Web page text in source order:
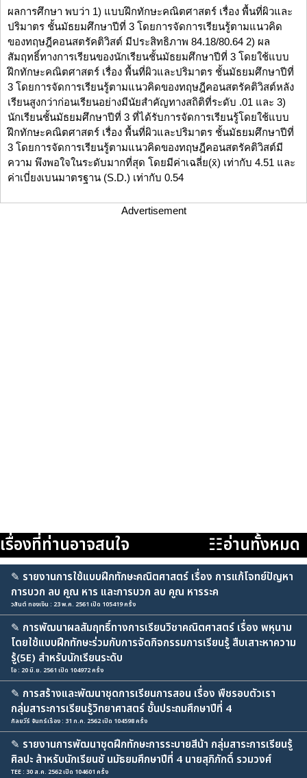
ผลการศึกษา พบว่า 1) แบบฝึกทักษะคณิตศาสตร์ เรื่อง พื้นที่ผิวและ
ปริมาตร ชั้นมัธยมศึกษาปีที่ 3 โดยการจัดการเรียนรู้ตามแนวคิด
ของทฤษฎีคอนสตรัคติวิสต์ มีประสิทธิภาพ 84.18/80.64 2) ผล
สัมฤทธิ์ทางการเรียนของนักเรียนชั้นมัธยมศึกษาปีที่ 3 โดยใช้แบบ
ฝึกทักษะคณิตศาสตร์ เรื่อง พื้นที่ผิวและปริมาตร ชั้นมัธยมศึกษาปีที่
3 โดยการจัดการเรียนรู้ตามแนวคิดของทฤษฎีคอนสตรัคติวิสต์หลัง
เรียนสูงกว่าก่อนเรียนอย่างมีนัยสำคัญทางสถิติที่ระดับ .01 และ 3)
นักเรียนชั้นมัธยมศึกษาปีที่ 3 ที่ได้รับการจัดการเรียนรู้โดยใช้แบบ
ฝึกทักษะคณิตศาสตร์ เรื่อง พื้นที่ผิวและปริมาตร ชั้นมัธยมศึกษาปีที่
3 โดยการจัดการเรียนรู้ตามแนวคิดของทฤษฎีคอนสตรัคติวิสต์มี
ความ พึงพอใจในระดับมากที่สุด โดยมีค่าเฉลี่ย(x̄) เท่ากับ 4.51 และ
ค่าเบี่ยงเบนมาตรฐาน (S.D.) เท่ากับ 0.54
Advertisement
เรื่องที่ท่านอาจสนใจ ☷อ่านทั้งหมด
✎ รายงานการใช้แบบฝึกทักษะคณิตศาสตร์ เรื่อง การแก้โจทย์ปัญหา
การบวก ลบ คูณ หาร และการบวก ลบ คูณ หารระค
วสันต์ ทองเงิน : 23 พ.ค. 2561 เปิด 105419 ครั้ง
✎ การพัฒนาผลสัมฤทธิ์ทางการเรียนวิชาคณิตศาสตร์ เรื่อง พหุนาม
โดยใช้แบบฝึกทักษะร่วมกับการจัดกิจกรรมการเรียนรู้ สืบเสาะหาความ
รู้(5E) สำหรับนักเรียนระดับ
โอ : 20 มิ.ย. 2561 เปิด 104972 ครั้ง
✎ การสร้างและพัฒนาชุดการเรียนการสอน เรื่อง พืชรอบตัวเรา
กลุ่มสาระการเรียนรู้วิทยาศาสตร์ ชั้นประถมศึกษาปีที่ 4
กัลยวีร์ จันทร์เรือง : 31 ก.ค. 2562 เปิด 104598 ครั้ง
✎ รายงานการพัฒนาชุดฝึกทักษะการระบายสีน้า กลุ่มสาระการเรียนรู้
ศิลปะ ส้าหรับนักเรียนชั นมัธยมศึกษาปีที่ 4 นายสุภิภักดิ์ รวมวงศ์
TEE : 30 ส.ค. 2562 เปิด 104601 ครั้ง